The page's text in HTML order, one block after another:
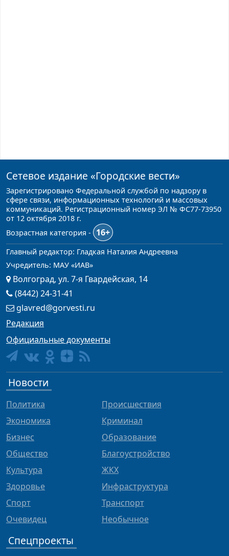
Сетевое издание «Городские вести»
Зарегистрировано Федеральной службой по надзору в
сфере связи, информационных технологий и массовых
коммуникаций. Регистрационный номер ЭЛ № ФС77-73950
от 12 октября 2018 г.
Возрастная категория -
16+
Главный редактор: Гладкая Наталия Андреевна
Учредитель: МАУ «ИАВ»
Волгоград, ул. 7-я Гвардейская, 14
(8442) 24-31-41
glavred@gorvesti.ru
Редакция
Официальные документы
Новости
Политика
Экономика
Бизнес
Общество
Культура
Здоровье
Спорт
Очевидец
Происшествия
Криминал
Образование
Благоустройство
ЖКХ
Инфраструктура
Транспорт
Необычное
Спецпроекты